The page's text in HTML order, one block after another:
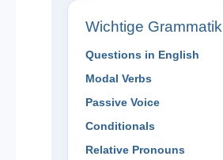
Wichtige Grammatik
Questions in English
Modal Verbs
Passive Voice
Conditionals
Relative Pronouns